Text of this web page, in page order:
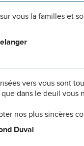
vous la familles et
vers vous sont
dans le deuil vous
nos plus sincères
Duval